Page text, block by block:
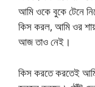
আমি ওকে বুকে টেনে
কিস করল, আমি ওর
আজ তাও নেই।
কিস করতে করতেই